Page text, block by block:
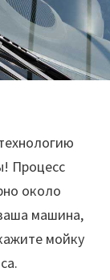
Процесс
около
машина,
мойку